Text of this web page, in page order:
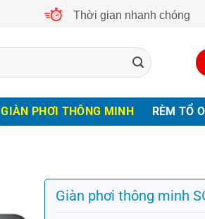
Thời gian nhanh chóng
GIÀN PHƠI THÔNG MINH RÈM TỔ
Giàn phơi thông minh